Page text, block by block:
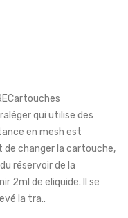
qui utilise des
en mesh est
de changer la cartouche,
réservoir de la
2ml de eliquide. Il se
la tra..